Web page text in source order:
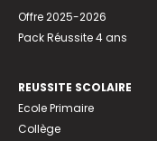
Offre 2025-2026
Pack Réussite 4 ans
REUSSITE SCOLAIRE
Ecole Primaire
Collège